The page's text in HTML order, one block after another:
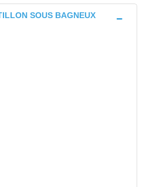
SOUS BAGNEUX